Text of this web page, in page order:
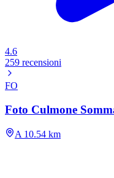
4.6
259 recensioni
FO
Foto Culmone
A 10.54 km